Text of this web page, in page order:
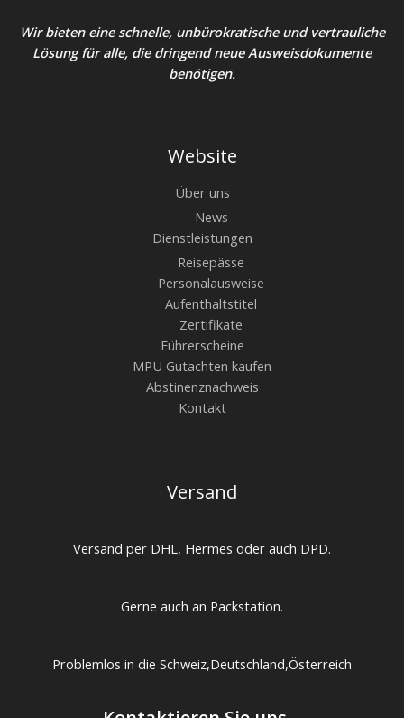
Wir bieten eine schnelle, unbürokratische und vertrauliche
Lösung für alle, die dringend neue Ausweisdokumente
benötigen.
Website
Über uns
News
Dienstleistungen
Reisepässe
Personalausweise
Aufenthaltstitel
Zertifikate
Führerscheine
MPU Gutachten kaufen
Abstinenznachweis
Kontakt
Versand
Versand per DHL, Hermes oder auch DPD.
Gerne auch an Packstation.
Problemlos in die Schweiz,Deutschland,Österreich